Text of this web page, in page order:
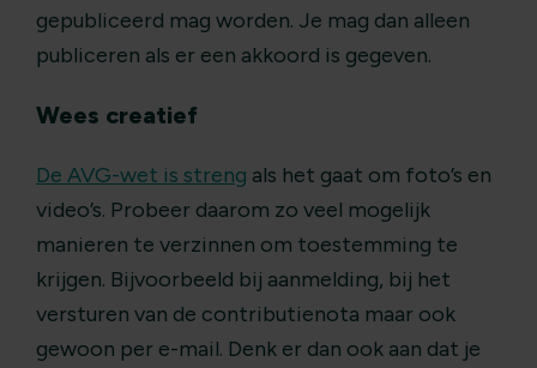
gepubliceerd mag worden. Je mag dan alleen
publiceren als er een akkoord is gegeven.
Wees creatief
De AVG-wet is streng als het gaat om foto’s en
video’s. Probeer daarom zo veel mogelijk
manieren te verzinnen om toestemming te
krijgen. Bijvoorbeeld bij aanmelding, bij het
versturen van de contributienota maar ook
gewoon per e-mail. Denk er dan ook aan dat je